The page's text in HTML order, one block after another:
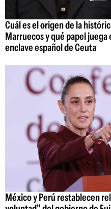
Cuál es el origen de la
Marruecos y qué papel
enclave español de Ceuta
México y Perú restablecen